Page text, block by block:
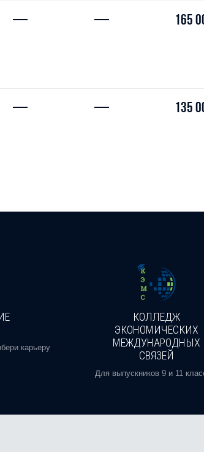
— — 165
— — 135
карьеру
КОЛЛЕДЖ
ЭКОНОМИЧЕСКИХ
МЕЖДУНАРОДНЫХ
СВЯЗЕЙ
Для выпускников 9 и 11